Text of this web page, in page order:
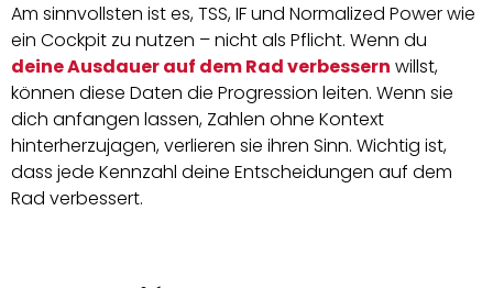
Am sinnvollsten ist es, TSS, IF und Normalized Power wie
ein Cockpit zu nutzen – nicht als Pflicht. Wenn du
deine Ausdauer auf dem Rad verbessern willst,
können diese Daten die Progression leiten. Wenn sie
dich anfangen lassen, Zahlen ohne Kontext
hinterherzujagen, verlieren sie ihren Sinn. Wichtig ist,
dass jede Kennzahl deine Entscheidungen auf dem
Rad verbessert.